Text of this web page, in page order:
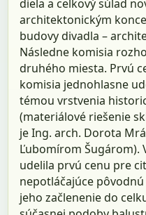
diela a celkový súlad
architektonickým
budovy divadla –
Následne komisia
druhého miesta. Prvú
komisia jednohlasne
témou vrstvenia
(materiálové riešenie
je Ing. arch. Dorota
Ľubomírom Šugárom).
udelila prvú cenu pre
nepotláčajúce
jeho začlenenie do